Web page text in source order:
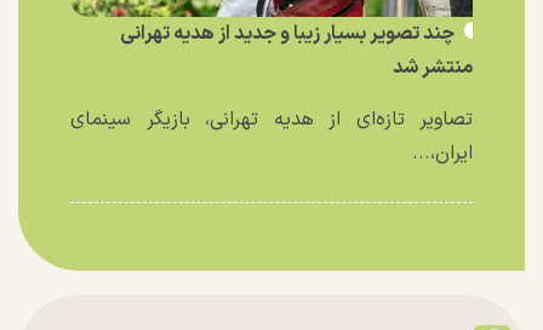
چند تصویر بسیار زیبا و جدید از هدیه تهرانی
منتشر شد
تصاویر تازه‌ای از هدیه تهرانی، بازیگر سینمای
ایران،...